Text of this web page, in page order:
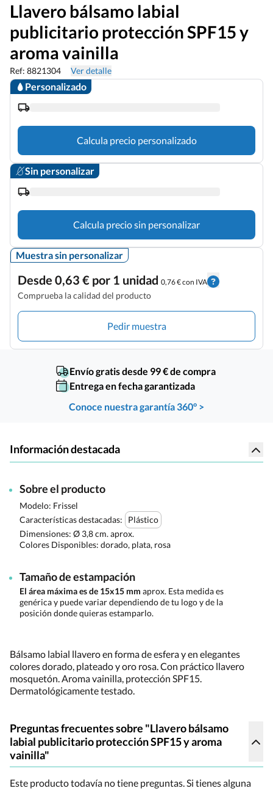
Llavero bálsamo labial
publicitario protección SPF15 y
aroma vainilla
Ref: 8821304 Ver detalle
Personalizado
Calcula precio personalizado
Sin personalizar
Calcula precio sin personalizar
Muestra sin personalizar
Desde 0,63 € por 1 unidad 0,76 € con IVA
Comprueba la calidad del producto
Pedir muestra
Envío gratis desde 99 € de compra
Entrega en fecha garantizada
Conoce nuestra garantía 360° >
Información destacada
Sobre el producto
Modelo: Frissel
Características destacadas:
Plástico
Dimensiones: Ø 3,8 cm. aprox.
Colores Disponibles: dorado, plata, rosa
Tamaño de estampación
El área máxima es de 15x15 mm aprox. Esta medida es
genérica y puede variar dependiendo de tu logo y de la
posición donde quieras estamparlo.
Bálsamo labial llavero en forma de esfera y en elegantes
colores dorado, plateado y oro rosa. Con práctico llavero
mosquetón. Aroma vainilla, protección SPF15.
Dermatológicamente testado.
Preguntas frecuentes sobre "Llavero bálsamo
labial publicitario protección SPF15 y aroma
vainilla"
Este producto todavía no tiene preguntas. Si tienes alguna